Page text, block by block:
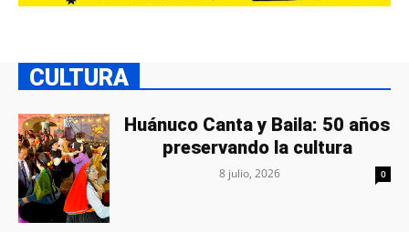
CULTURA
Huánuco Canta y Baila: 50 años
preservando la cultura
8 julio, 2026 0